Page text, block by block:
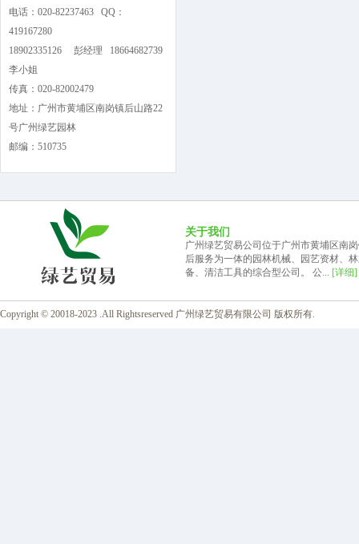
电话：020-82237463 QQ：
419167280
18902335126 彭经理 18664682739
李小姐
传真：020-82002479
地址：广州市黄埔区南岗镇后山路22
号广州绿艺园林
邮编：510735
关于我们
广州绿艺贸易公司位于广州市黄埔区南
后服务为一体的园林机械、园艺资材、
备、清洁工具的综合型公司。 公... [详细]
Copyright © 20018-2023 .All Rightsreserved 广州绿艺贸易有限公司 版权所有.